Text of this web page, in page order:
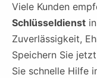
Viele Kunden
Schlüsseldienst in
Zuverlässigkeit,
Speichern Sie
Sie schnelle Hilfe